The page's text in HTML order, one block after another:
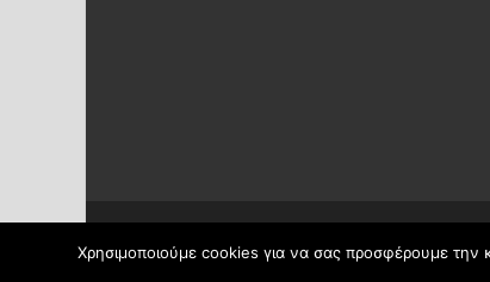
Χρησιμοποιούμε cookies για να σας προσφέρουμε την